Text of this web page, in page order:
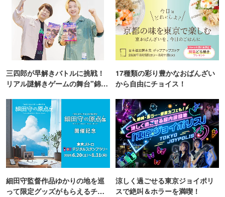
三四郎が早解きバトルに挑戦！
リアル謎解きゲームの舞台"錦糸
17種類の彩り豊かなおばんざい
から自由にチョイス！
細田守監督作品ゆかりの地を巡
って限定グッズがもらえるチャ
涼しく過ごせる東京ジョイポリ
スで絶叫＆ホラーを満喫！